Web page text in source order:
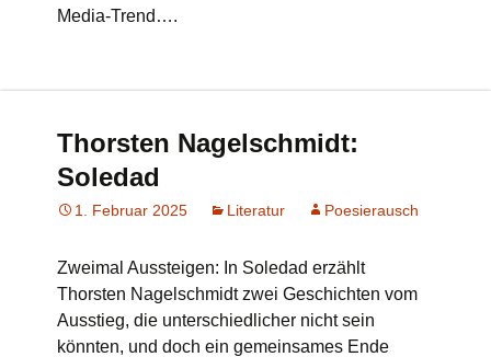
Media-Trend….
Thorsten Nagelschmidt:
Soledad
1. Februar 2025 Literatur Poesierausch
Zweimal Aussteigen: In Soledad erzählt
Thorsten Nagelschmidt zwei Geschichten vom
Ausstieg, die unterschiedlicher nicht sein
könnten, und doch ein gemeinsames Ende